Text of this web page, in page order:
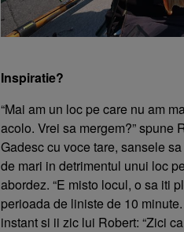
Inspiratie?
“Mai am un loc pe care nu am
acolo. Vrei sa mergem?” spune
Gadesc cu voce tare, sansele
de mari in detrimentul unui loc
abordez. “E misto locul, o sa iti
perioada de liniste de 10
instant si ii zic lui Robert: “Zici